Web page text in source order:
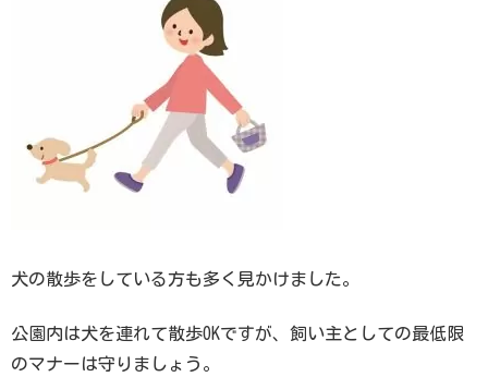
犬の散歩をしている方も多く見かけました。
公園内は犬を連れて散歩OKですが、飼い主としての最低限
のマナーは守りましょう。